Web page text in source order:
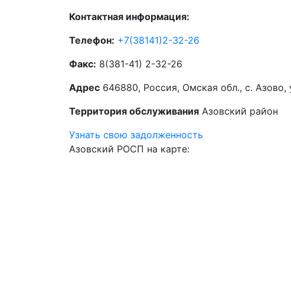
Контактная информация:
Телефон: +7(38141)2-32-26
Факс: 8(381-41) 2-32-26
Адрес 646880, Россия, Омская обл., с. Азово,
Территория обслуживания Азовский район
Узнать свою задолженность
Азовский РОСП на карте: